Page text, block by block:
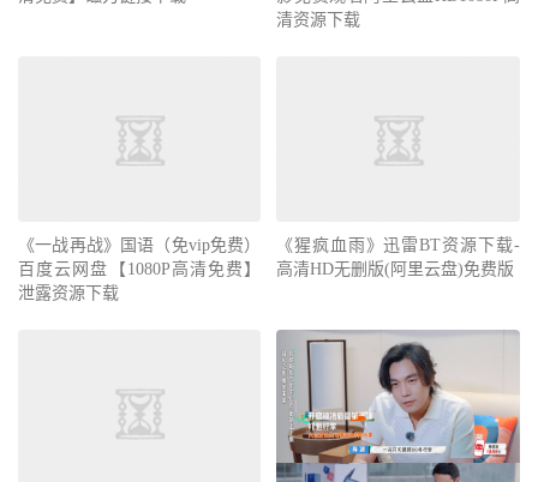
清资源下载
《一战再战》国语（免vip免费）
百度云网盘【1080P高清免费】
泄露资源下载
《猩疯血雨》迅雷BT资源下载-
高清HD无删版(阿里云盘)免费版